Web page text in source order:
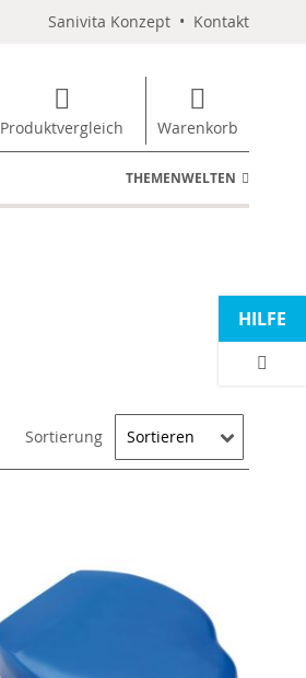
Sanivita Konzept • Kontakt
Produktvergleich Warenkorb
THEMENWELTEN
Sortierung
HILFE